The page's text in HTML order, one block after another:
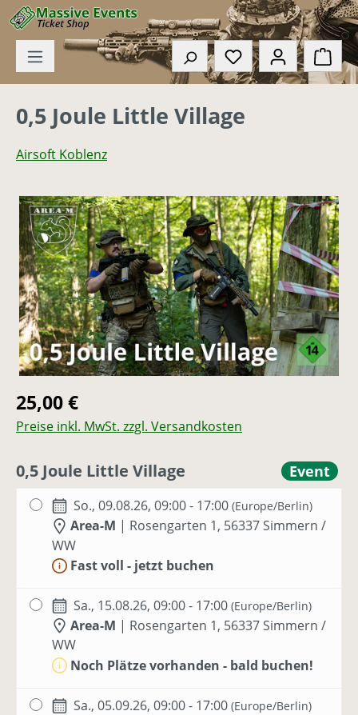
Zum Hauptinhalt springen
Du hast 0
0,5 Joule Little Village
Airsoft Koblenz
Bildergalerie überspringen
Regulärer Preis:
25,00 €
Preise inkl. MwSt. zzgl. Versandkosten
0,5 Joule Little Village Event
So., 09.08.26, 09:00 - 17:00(Europe/Berlin)
Area-M | Rosengarten 1, 56337 Simmern /
WW
Fast voll - jetzt buchen
Sa., 15.08.26, 09:00 - 17:00(Europe/Berlin)
Area-M | Rosengarten 1, 56337 Simmern /
WW
Noch Plätze vorhanden - bald buchen!
Sa., 05.09.26, 09:00 - 17:00(Europe/Berlin)